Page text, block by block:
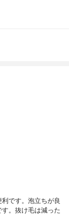
です。泡立ちが良
。抜け毛は減った